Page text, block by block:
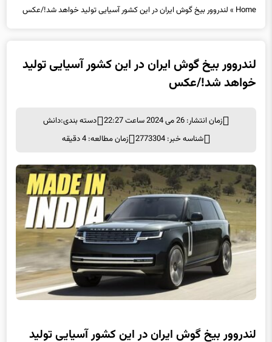
Home
» لندروور بیخ گوش ایران در این کشور آسیایی تولید خواهد شد!/عکس
لندروور بیخ گوش ایران در این کشور آسیایی تولید
خواهد شد!/عکس
زمان انتشار: 26 می 2024 ساعت 22:27 دسته بندی:دانش
شناسه خبر: 2773304
زمان مطالعه: 4 دقیقه
لندروور بیخ گوش ایران در این کشور آسیایی تولید